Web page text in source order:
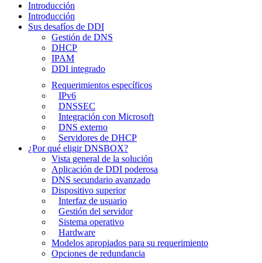
Introducción
Introducción
Sus desafíos de DDI
Gestión de DNS
DHCP
IPAM
DDI integrado
Requerimientos específicos
IPv6
DNSSEC
Integración con Microsoft
DNS externo
Servidores de DHCP
¿Por qué eligir DNSBOX?
Vista general de la solución
Aplicación de DDI poderosa
DNS secundario avanzado
Dispositivo superior
Interfaz de usuario
Gestión del servidor
Sistema operativo
Hardware
Modelos apropiados para su requerimiento
Opciones de redundancia